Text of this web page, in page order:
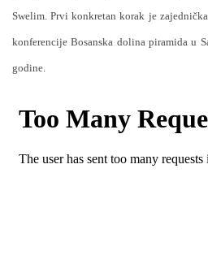
Swelim. Prvi konkretan korak je
konferencije Bosanska dolina piramida u
godine.